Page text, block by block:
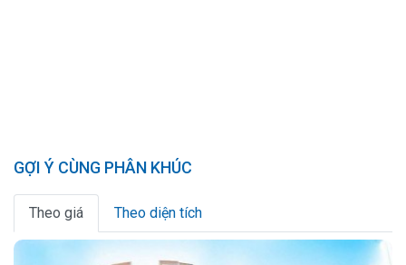
GỢI Ý CÙNG PHÂN KHÚC
Theo giá Theo diện tích